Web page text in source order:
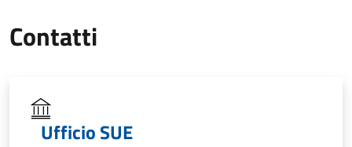
Contatti
Ufficio SUE